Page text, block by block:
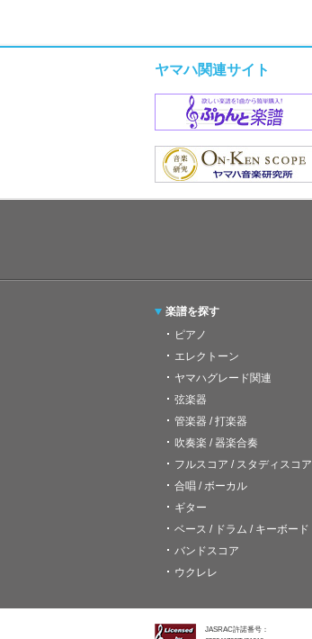
ヤマハ関連サイト
楽譜を探す
ピアノ
エレクトーン
ヤマハグレード関連
弦楽器
管楽器 / 打楽器
吹奏楽 / 器楽合奏
フルスコア / スタディスコア
合唱 / ボーカル
ギター
ベース / ドラム / キーボード
バンドスコア
ウクレレ
JASRAC許諾番号：